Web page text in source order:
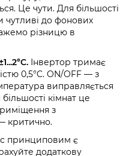
Це чути. Для більшості
до фонових
різницю в
Інвертор тримає
0,5°C. ON/OFF — з
виправляється
кімнат це
з
критично.
принциповим є
додаткову